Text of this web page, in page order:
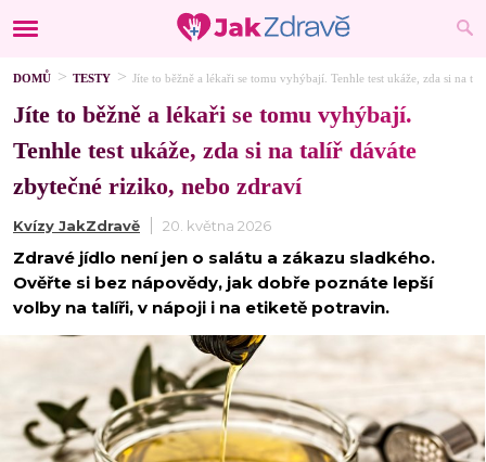
DOMŮ TESTY Jíte to běžně a lékaři se tomu vyhýbají. Tenhle test ukáže, zda si na
Jíte to běžně a lékaři se tomu vyhýbají.
Tenhle test ukáže, zda si na talíř dáváte
zbytečné riziko, nebo zdraví
Kvízy JakZdravě 20. května 2026
Zdravé jídlo není jen o salátu a zákazu sladkého.
Ověřte si bez nápovědy, jak dobře poznáte lepší
volby na talíři, v nápoji i na etiketě potravin.